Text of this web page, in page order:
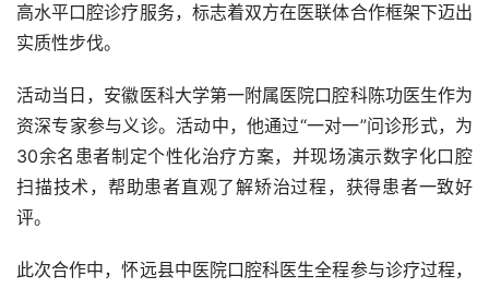
高水平口腔诊疗服务，标志着双方在医联体合作框架下迈出
实质性步伐。
活动当日，安徽医科大学第一附属医院口腔科陈功医生作为
资深专家参与义诊。活动中，他通过“一对一”问诊形式，为
30余名患者制定个性化治疗方案，并现场演示数字化口腔
扫描技术，帮助患者直观了解矫治过程，获得患者一致好
评。
此次合作中，怀远县中医院口腔科医生全程参与诊疗过程，